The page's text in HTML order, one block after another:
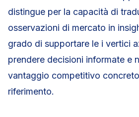
distingue per la capacità di
osservazioni di mercato in
grado di supportare le i vertici
prendere decisioni informate e
vantaggio competitivo
riferimento.